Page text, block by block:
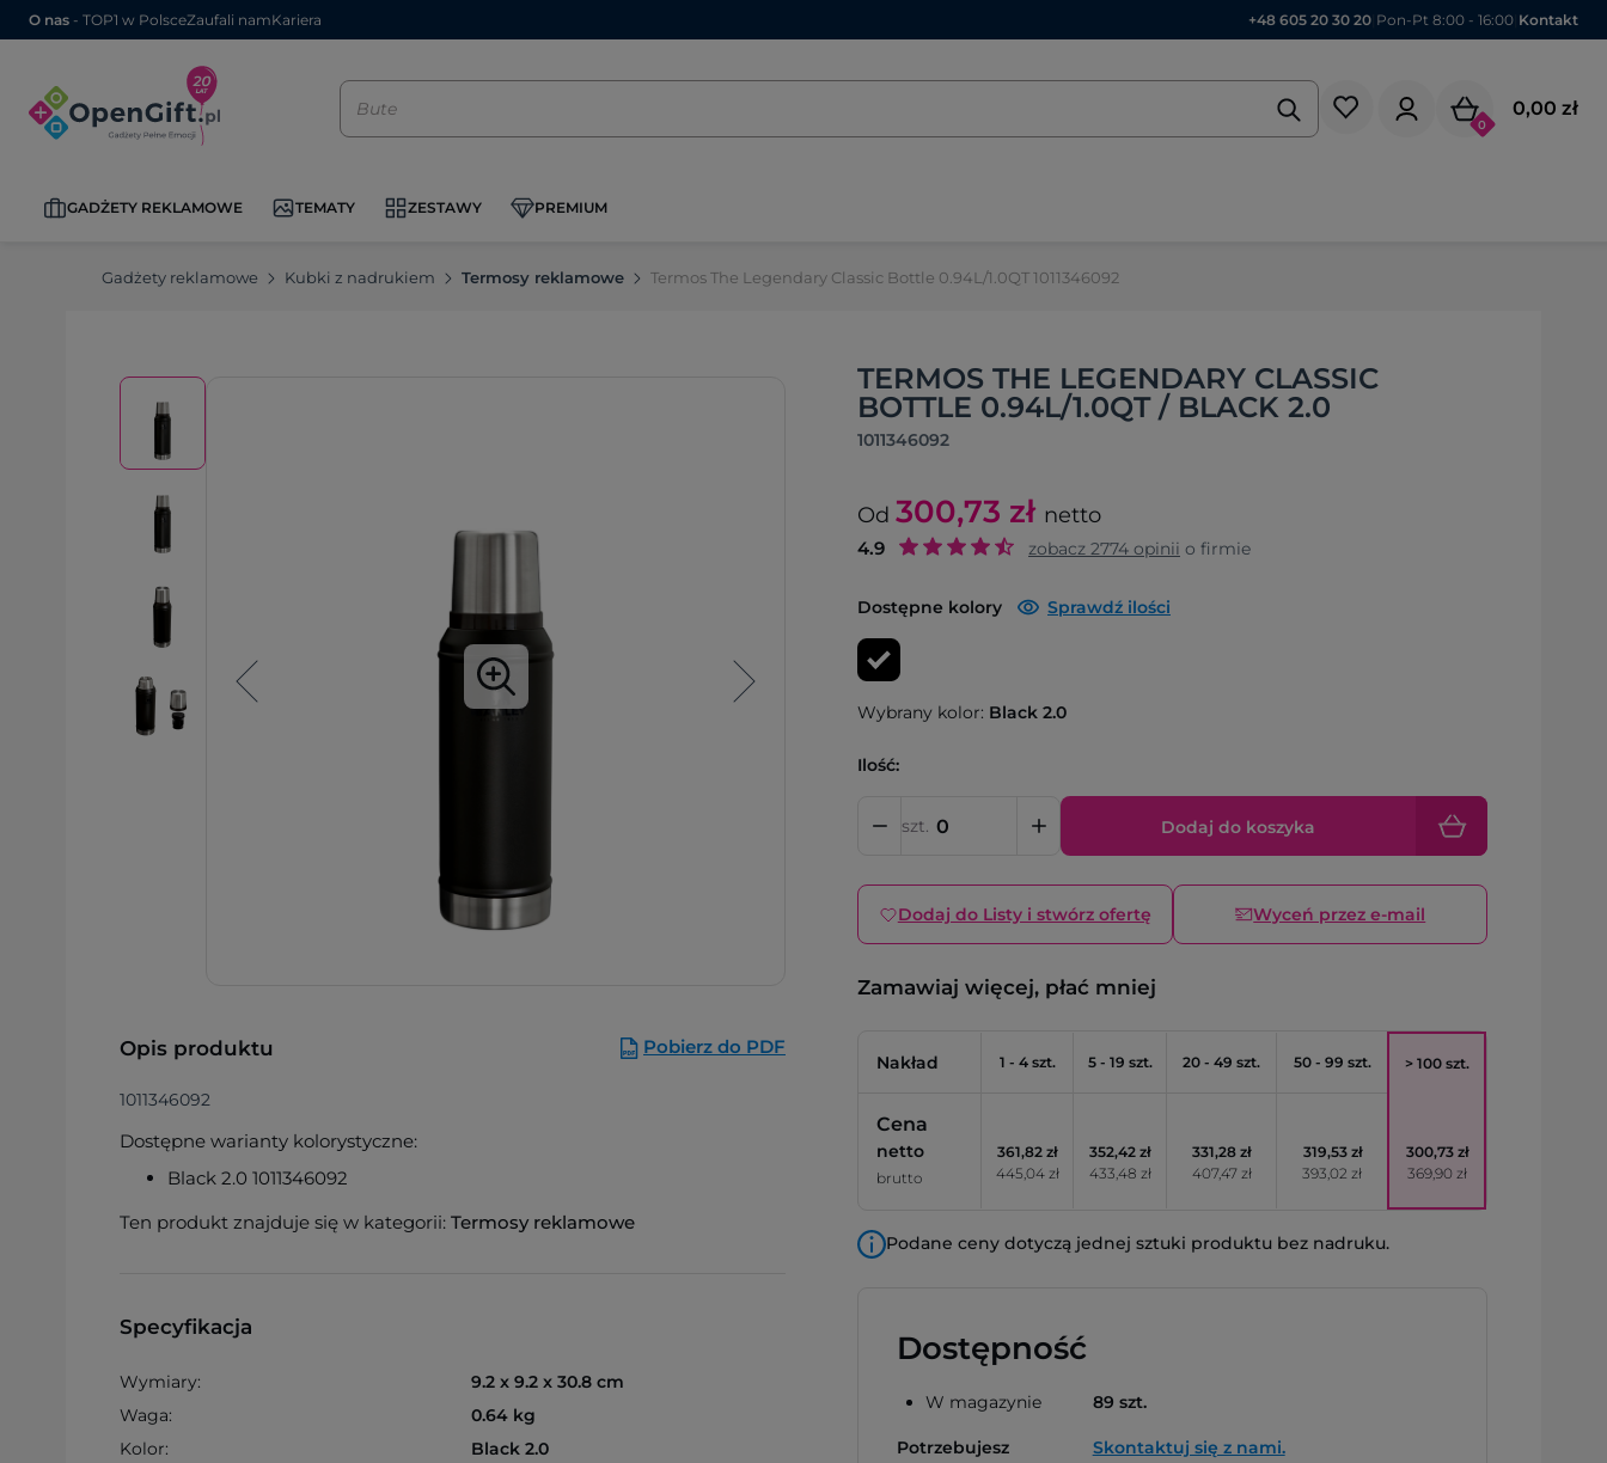
O nas - TOP1 w PolsceZaufali namKariera +48 605 20 30 20 Pon-Pt 8:00 - 16:00 Kontakt
0
0,00 zł
GADŻETY REKLAMOWE TEMATY ZESTAWY PREMIUM
Gadżety reklamowe Kubki z nadrukiem Termosy reklamowe Termos The Legendary Classic Bottle 0.94L/1.0QT 1011346092
TERMOS THE LEGENDARY CLASSIC
BOTTLE 0.94L/1.0QT / BLACK 2.0
1011346092
Opis produktu Pobierz do PDF
1011346092
Dostępne warianty kolorystyczne:
Black 2.0 1011346092
Ten produkt znajduje się w kategorii: Termosy reklamowe
Specyfikacja
Wymiary:
9.2 x 9.2 x 30.8 cm
Waga:
0.64 kg
Kolor:
Black 2.0
Od 300,73 zł netto
4.9 zobacz 2774 opinii o firmie
Dostępne kolory Sprawdź ilości
Wybrany kolor: Black 2.0
Ilość:
szt. Dodaj do koszyka
Dodaj do Listy i stwórz ofertę Wyceń przez e-mail
Zamawiaj więcej, płać mniej
Nakład 1 - 4 szt. 5 - 19 szt. 20 - 49 szt. 50 - 99 szt. > 100 szt.
Cena
netto
brutto
361,82 zł
445,04 zł
352,42 zł
433,48 zł
331,28 zł
407,47 zł
319,53 zł
393,02 zł
300,73 zł
369,90 zł
Podane ceny dotyczą jednej sztuki produktu bez nadruku.
Dostępność
W magazynie 89 szt.
Potrzebujesz
Skontaktuj się z nami.